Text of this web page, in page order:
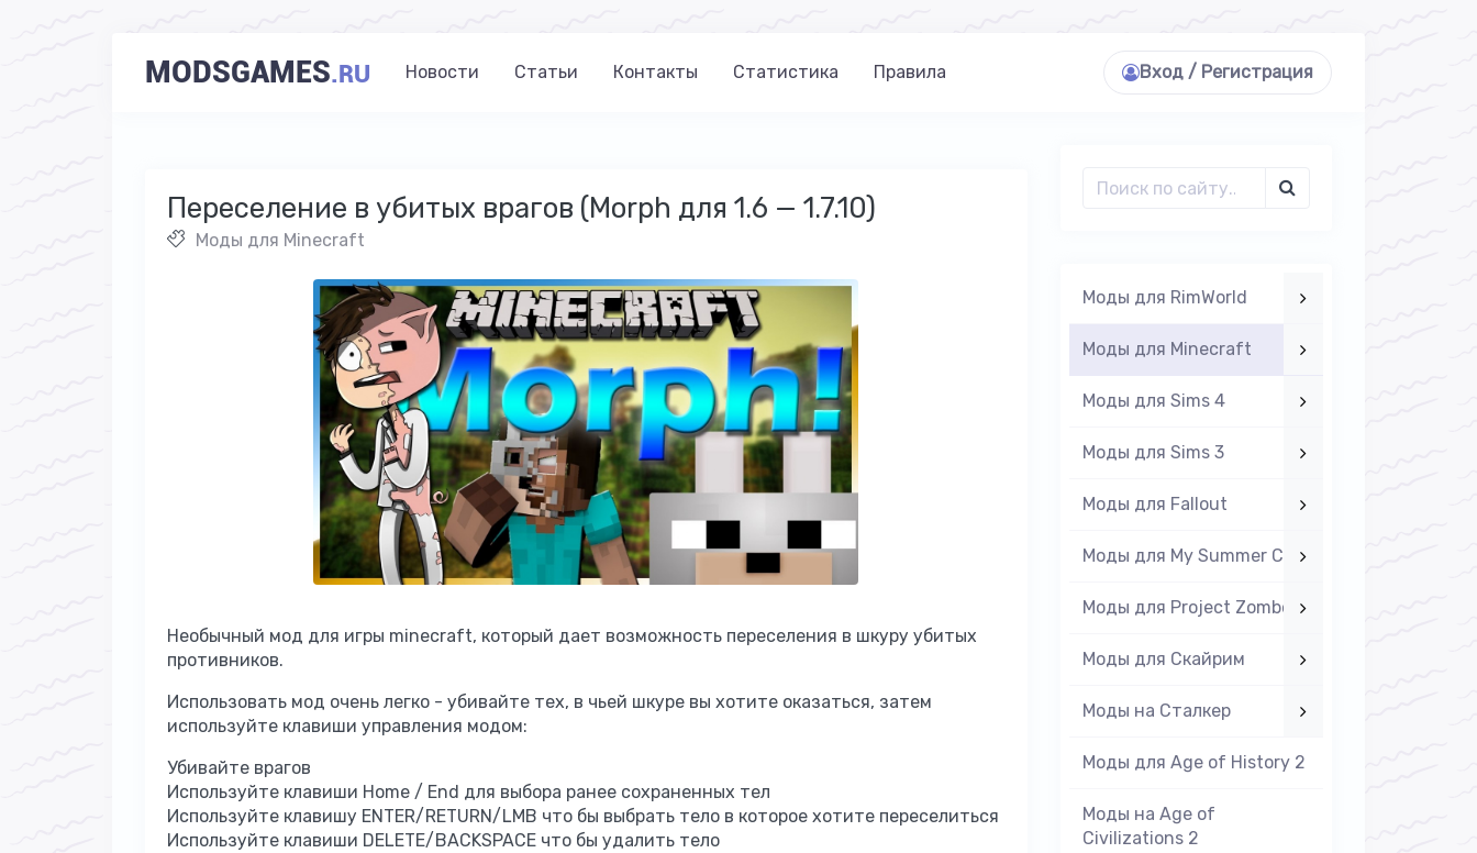
MODSGAMES.RU Новости Статьи Контакты Статистика Правила Вход / Регистрация
Переселение в убитых врагов (Morph для 1.6 — 1.7.10)
Моды для Minecraft
Необычный мод для игры minecraft, который дает возможность переселения в шкуру убитых
противников.
Использовать мод очень легко - убивайте тех, в чьей шкуре вы хотите оказаться, затем
используйте клавиши управления модом:
Убивайте врагов
Используйте клавиши Home / End для выбора ранее сохраненных тел
Используйте клавишу ENTER/RETURN/LMB что бы выбрать тело в которое хотите переселиться
Используйте клавиши DELETE/BACKSPACE что бы удалить тело
Моды для RimWorld
Моды для Minecraft
Моды для Sims 4
Моды для Sims 3
Моды для Fallout
Моды для My Summer Car
Моды для Project Zomboid
Моды для Скайрим
Моды на Cталкер
Моды для Age of History 2
Моды на Age of
Civilizations 2